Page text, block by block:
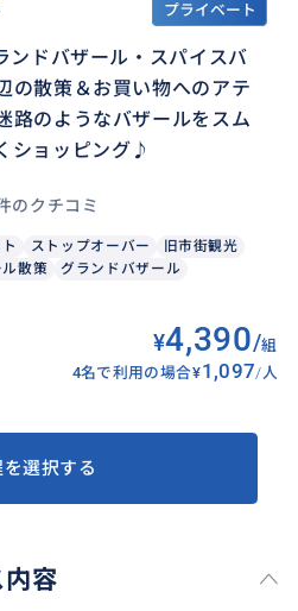
プライベート
ンドバザール・スパイスバ
の散策＆お買い物へのアテ
路のようなバザールをスム
ショッピング♪
のクチコミ
ストップオーバー
旧市街観光
散策
グランドバザール
¥4,390/組
4名で利用の場合¥1,097/ 人
を選択する
内容